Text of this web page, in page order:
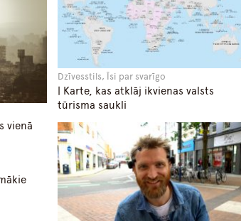
Dzīvesstils, Īsi par svarīgo
| Karte, kas atklāj ikvienas valsts
tūrisma saukli
vienā